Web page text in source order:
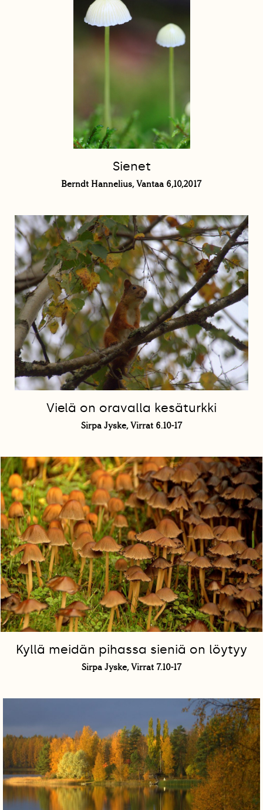
Sienet
Berndt Hannelius, Vantaa 6,10,2017
Vielä on oravalla kesäturkki
Sirpa Jyske, Virrat 6.10-17
Kyllä meidän pihassa sieniä on löytyy
Sirpa Jyske, Virrat 7.10-17